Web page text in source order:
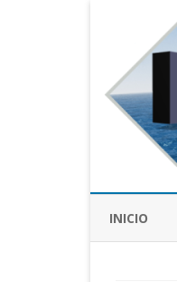
INICIO